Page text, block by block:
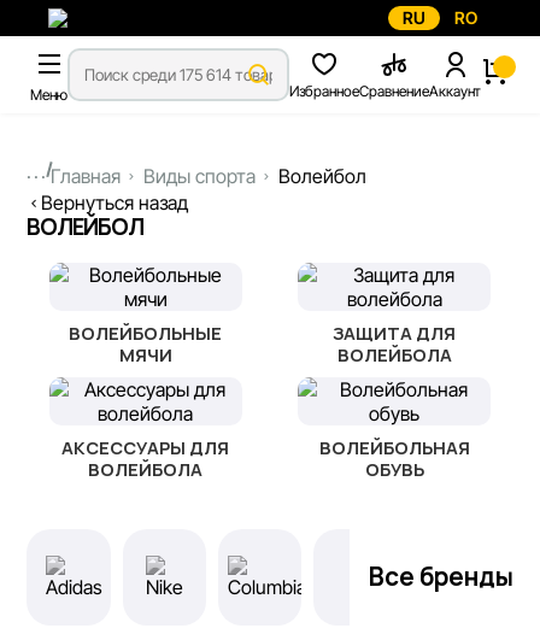
RU RO
Меню ИзбранноеСравнениеАккаунт
...Главная Виды спорта
Волейбол
Вернуться назад
ВОЛЕЙБОЛ
ВОЛЕЙБОЛЬНЫЕ
МЯЧИ
ЗАЩИТА ДЛЯ
ВОЛЕЙБОЛА
АКСЕССУАРЫ ДЛЯ
ВОЛЕЙБОЛА
ВОЛЕЙБОЛЬНАЯ
ОБУВЬ
Все бренды